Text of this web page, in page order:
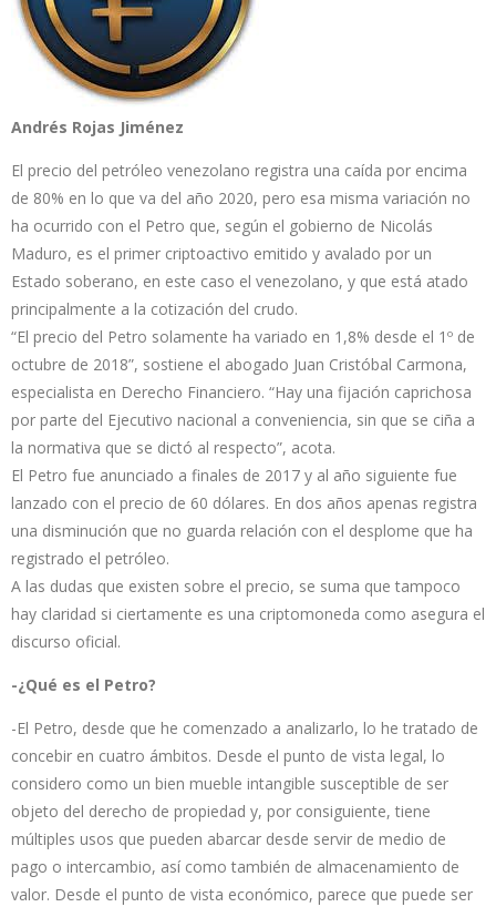
Andrés Rojas Jiménez
El precio del petróleo venezolano registra una caída por encima
de 80% en lo que va del año 2020, pero esa misma variación no
ha ocurrido con el Petro que, según el gobierno de Nicolás
Maduro, es el primer criptoactivo emitido y avalado por un
Estado soberano, en este caso el venezolano, y que está atado
principalmente a la cotización del crudo.
“El precio del Petro solamente ha variado en 1,8% desde el 1º de
octubre de 2018”, sostiene el abogado Juan Cristóbal Carmona,
especialista en Derecho Financiero. “Hay una fijación caprichosa
por parte del Ejecutivo nacional a conveniencia, sin que se ciña a
la normativa que se dictó al respecto”, acota.
El Petro fue anunciado a finales de 2017 y al año siguiente fue
lanzado con el precio de 60 dólares. En dos años apenas registra
una disminución que no guarda relación con el desplome que ha
registrado el petróleo.
A las dudas que existen sobre el precio, se suma que tampoco
hay claridad si ciertamente es una criptomoneda como asegura el
discurso oficial.
-¿Qué es el Petro?
-El Petro, desde que he comenzado a analizarlo, lo he tratado de
concebir en cuatro ámbitos. Desde el punto de vista legal, lo
considero como un bien mueble intangible susceptible de ser
objeto del derecho de propiedad y, por consiguiente, tiene
múltiples usos que pueden abarcar desde servir de medio de
pago o intercambio, así como también de almacenamiento de
valor. Desde el punto de vista económico, parece que puede ser